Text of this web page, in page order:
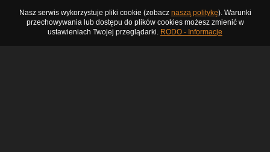
Nasz serwis wykorzystuje pliki cookie (zobacz naszą politykę). Warunki
przechowywania lub dostępu do plików cookies możesz zmienić w
ustawieniach Twojej przeglądarki. RODO - Informacje